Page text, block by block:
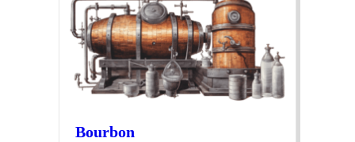
Bourbon